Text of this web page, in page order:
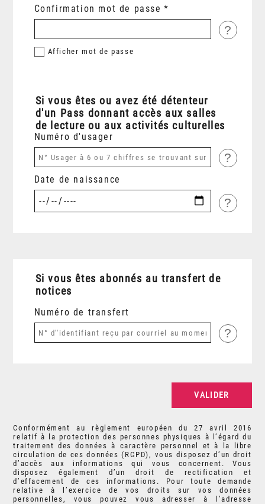
Confirmation mot de passe
?
Afficher mot de passe
Si vous êtes ou avez été détenteur
d'un Pass donnant accès aux salles
de lecture ou aux activités culturelles
Numéro d'usager
?
Date de naissance
?
Si vous êtes abonnés au transfert de
notices
Numéro de transfert
?
Conformément au règlement européen du 27 avril 2016
relatif à la protection des personnes physiques à l’égard du
traitement des données à caractère personnel et à la libre
circulation de ces données (RGPD), vous disposez d’un droit
d’accès aux informations qui vous concernent. Vous
disposez également d’un droit de rectification et
d’effacement de ces informations. Pour toute demande
relative à l’exercice de vos droits sur vos données
personnelles, vous pouvez vous adresser à l’adresse